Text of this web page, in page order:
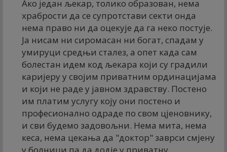
Ако један љекар, толико образован, нема
храбрости да се супротстави секти онда
нема право ни да оцекује да га неко постује.
Ја нисам ни сиромасан ни богат, спадам у
умируци средњи сталез, а опет када сам
болестан идем код љекара који су градили
каријеру у својим приватним ординацијама
и који не раде у јавном здравству. Постено
им платим услугу коју они постено и
професионално одраде по свом цјеновнику,
и сви будемо задовољни. Нема мита, нема
кеса, нема цекања да "доктор" заврси смјену